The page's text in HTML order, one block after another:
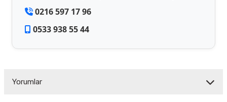
0216 597 17 96
0533 938 55 44
Yorumlar